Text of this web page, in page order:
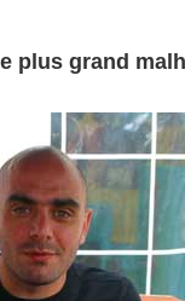
plus grand